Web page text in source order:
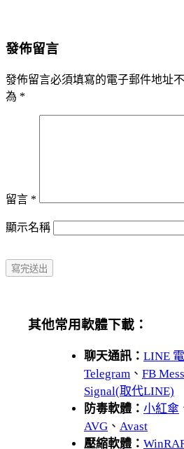
發佈留言
發佈留言必須填寫的電子郵件地址
為 *
留言 *
顯示名稱
其他常用軟體下載：
聊天通訊： LINE
Telegram 、 FB
Signal(取代LINE)
防毒軟體： 小紅傘
AVG 、 Avast
壓縮軟體：